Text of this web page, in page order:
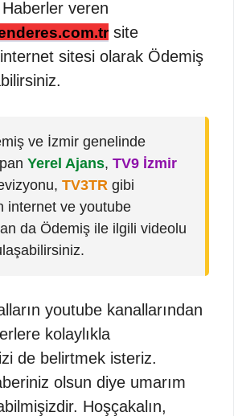
Haberler veren
site
sitesi olarak Ödemiş
ve İzmir genelinde
Yerel Ajans, TV9 İzmir
TV3TR gibi
internet ve youtube
da Ödemiş ile ilgili videolu
youtube kanallarından
kolaylıkla
de belirtmek isteriz.
olsun diye umarım
Hoşçakalın,